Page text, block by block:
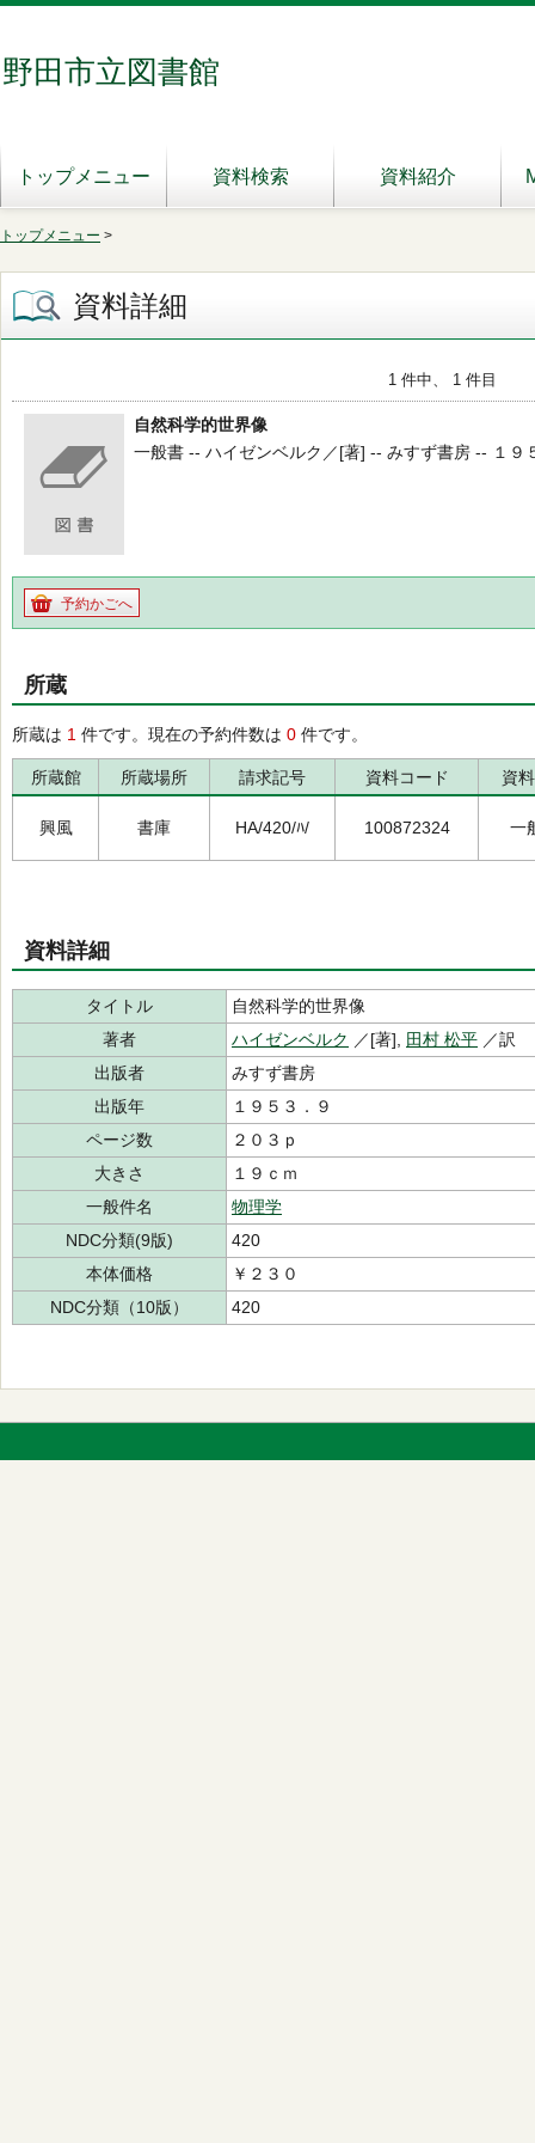
野田市立図書館
トップメニュー 資料検索 資料紹介
トップメニュー >
資料詳細
1 件中、 1 件目
自然科学的世界像
一般書 -- ハイゼンベルク／[著] -- みすず書房 -- １９
予約かごへ
所蔵
所蔵は 1 件です。現在の予約件数は 0 件です。
所蔵館 所蔵場所 請求記号 資料コード 資
興風 書庫 HA/420/ﾊ/ 100872324 一
資料詳細
タイトル
自然科学的世界像
著者
ハイゼンベルク ／[著], 田村 松平 ／訳
出版者
みすず書房
出版年
１９５３．９
ページ数
２０３ｐ
大きさ
１９ｃｍ
一般件名
物理学
NDC分類(9版)
420
本体価格
￥２３０
NDC分類（10版）
420